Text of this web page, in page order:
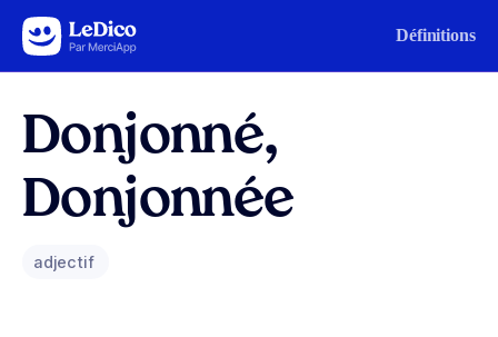
Aller au contenu Définitions
Donjonné,
Donjonnée
adjectif